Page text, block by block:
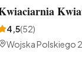
4,5(52)
Wojska Polskiego